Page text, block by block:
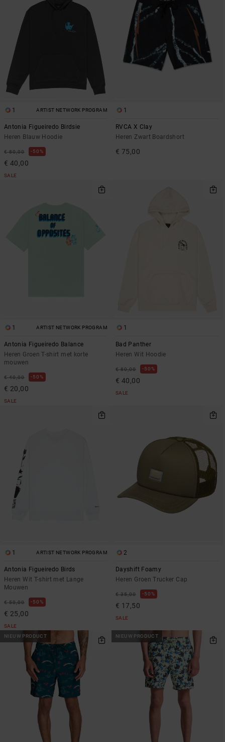
1 ARTIST NETWORK PROGRAM
Antonia Figueiredo Birdsie
Heren Blauw Hoodie
€ 80,00 50%
€ 40,00
SALE
1
RVCA X Clay
Heren Zwart Boardshort
€ 75,00
1 ARTIST NETWORK PROGRAM
Antonia Figueiredo Balance
Heren Groen T-shirt met korte
mouwen
€ 40,00 50%
€ 20,00
SALE
1
Bad Panther
Heren Wit Hoodie
€ 80,00 50%
€ 40,00
SALE
1 ARTIST NETWORK PROGRAM
Antonia Figueiredo Birds
Heren Wit T-shirt met Lange
Mouwen
€ 50,00 50%
€ 25,00
SALE
2
Dayshift Foamy
Heren Groen Trucker Cap
€ 35,00 50%
€ 17,50
SALE
NIEUW PRODUCT NIEUW PRODUCT